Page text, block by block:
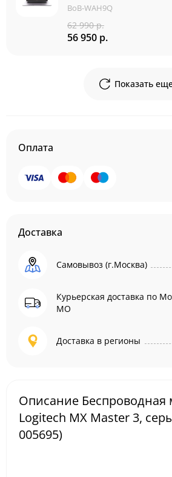
BoB-WAH9Q
62 990 р.
56 950 р.
Показать
Оплата
Доставка
Самовывоз (г.Москва)
Курьерская доставка по
МО
Доставка в регионы
Описание
Logitech MX Master 3,
005695)